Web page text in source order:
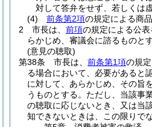
対して答弁をせず、若しくは
(4)
前条第2項の規定による商
2
市長は、 前項の規定による公
らかじめ、審議会に諮るものとす
(意見の聴取)
第38条
市長は、 前条第1項の規
る場合において、必要があると
に対して、あらかじめ、その旨
うものとする。 ただし、当該事
の聴取に応じないとき、又は当
知できないときは、この限りでな